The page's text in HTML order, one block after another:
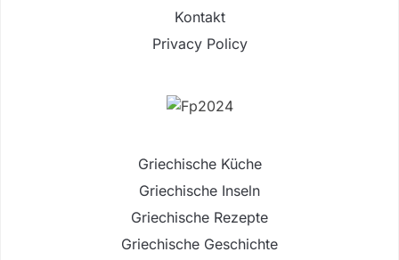
Kontakt
Privacy Policy
Griechische Küche
Griechische Inseln
Griechische Rezepte
Griechische Geschichte